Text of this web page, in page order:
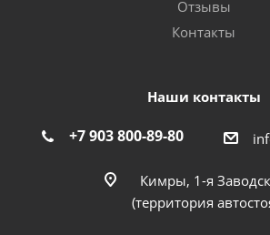
Отзывы
Контакты
Наши контакты
+7 903 800-89-80
Кимры, 1-я
(территория